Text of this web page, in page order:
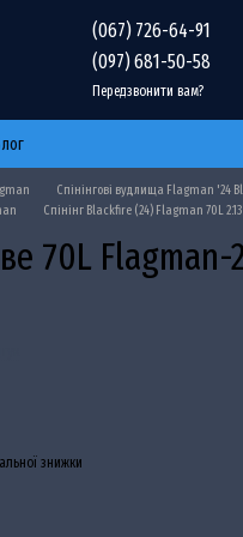
(067) 726-64-91
(097) 681-50-58
Передзвонити вам?
Спінінгові вудлища Flagman '24
Спінінг Blackfire (24) Flagman 70L
70L
знижки